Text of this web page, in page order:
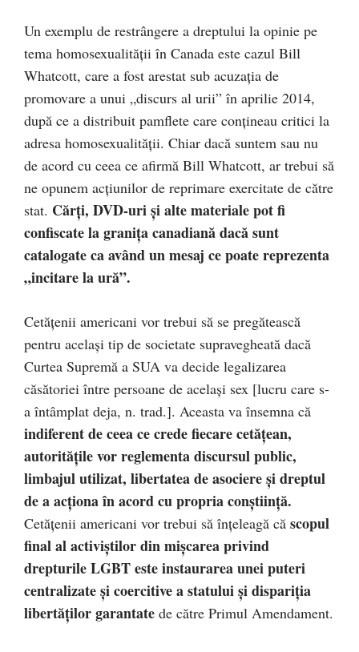
Un exemplu de restrângere a dreptului la opinie pe
tema homosexualității în Canada este cazul Bill
Whatcott, care a fost arestat sub acuzația de
promovare a unui „discurs al urii” în aprilie 2014,
după ce a distribuit pamflete care conțineau critici la
adresa homosexualității. Chiar dacă suntem sau nu
de acord cu ceea ce afirmă Bill Whatcott, ar trebui să
ne opunem acțiunilor de reprimare exercitate de către
stat. Cărți, DVD-uri și alte materiale pot fi
confiscate la granița canadiană dacă sunt
catalogate ca având un mesaj ce poate reprezenta
„incitare la ură”.
Cetățenii americani vor trebui să se pregătească
pentru același tip de societate supravegheată dacă
Curtea Supremă a SUA va decide legalizarea
căsătoriei între persoane de același sex [lucru care s-
a întâmplat deja, n. trad.]. Aceasta va însemna că
indiferent de ceea ce crede fiecare cetățean,
autoritățile vor reglementa discursul public,
limbajul utilizat, libertatea de asociere și dreptul
de a acționa în acord cu propria conștiință.
Cetățenii americani vor trebui să înțeleagă că scopul
final al activiștilor din mișcarea privind
drepturile LGBT este instaurarea unei puteri
centralizate și coercitive a statului și dispariția
libertăților garantate de către Primul Amendament.